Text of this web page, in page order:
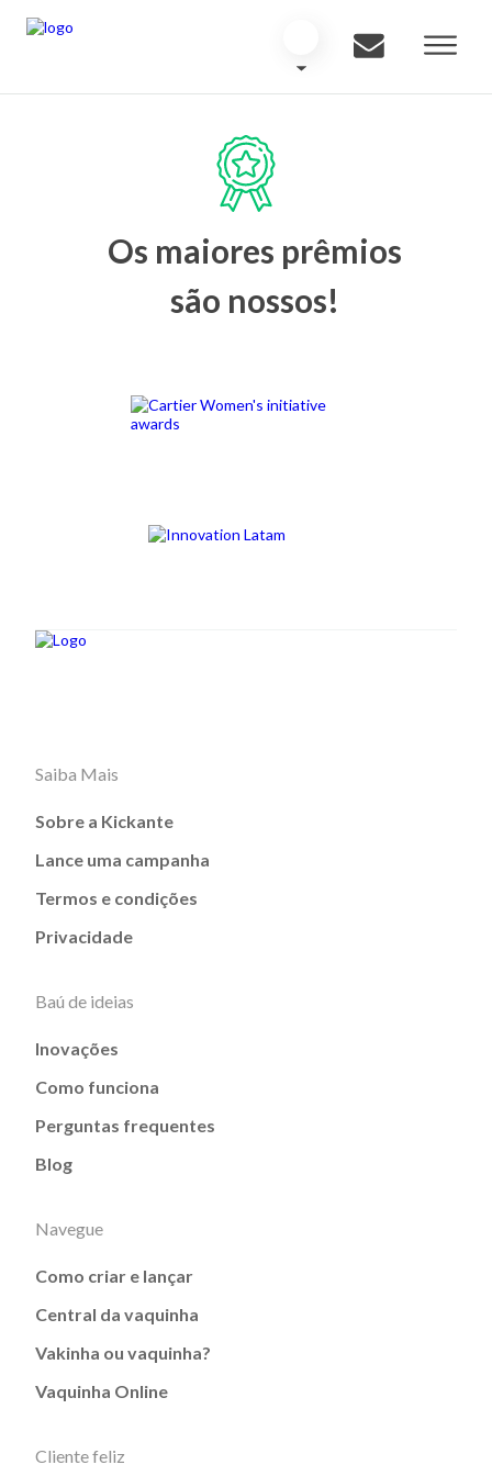
Os maiores prêmios
são nossos!
Saiba Mais
Sobre a Kickante
Lance uma campanha
Termos e condições
Privacidade
Baú de ideias
Inovações
Como funciona
Perguntas frequentes
Blog
Navegue
Como criar e lançar
Central da vaquinha
Vakinha ou vaquinha?
Vaquinha Online
Cliente feliz